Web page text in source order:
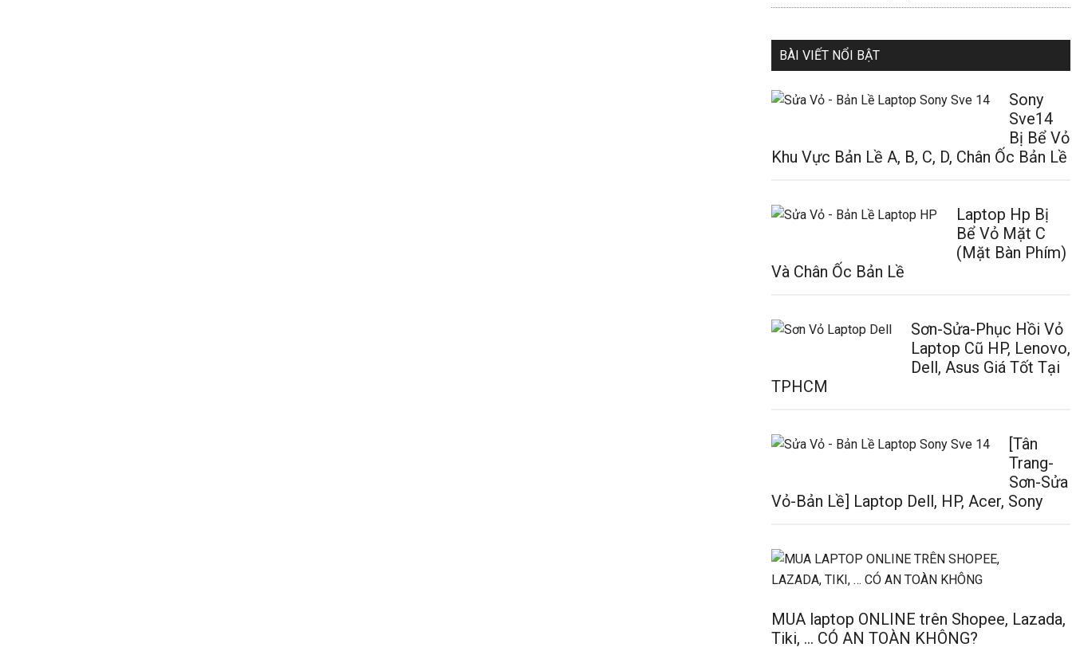
BÀI VIẾT NỔI BẬT
Sony
Sve14
Bị Bể Vỏ
Khu Vực Bản Lề A, B, C, D, Chân Ốc Bản Lề
Laptop Hp Bị
Bể Vỏ Mặt C
(Mặt Bàn Phím)
Và Chân Ốc Bản Lề
Sơn-Sửa-Phục Hồi Vỏ
Laptop Cũ HP, Lenovo,
Dell, Asus Giá Tốt Tại
TPHCM
[Tân
Trang-
Sơn-Sửa
Vỏ-Bản Lề] Laptop Dell, HP, Acer, Sony
MUA laptop ONLINE trên Shopee, Lazada,
Tiki, … CÓ AN TOÀN KHÔNG?